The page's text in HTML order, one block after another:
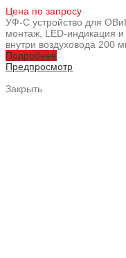
Цена по запросу
УФ-С устройство для
монтаж, LED-индикация
внутри воздуховода 200
Подробнее
Предпросмотр
Закрыть